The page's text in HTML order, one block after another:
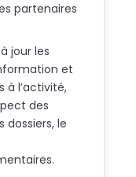
partenaires
jour les
et
à l’activité,
des
le